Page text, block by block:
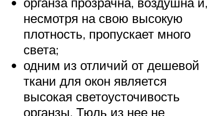
несмотря на свою высокую
плотность, пропускает много
света;
одним из отличий от дешевой
ткани для окон является
высокая светоусточивость
органзы. Тюль из нее не